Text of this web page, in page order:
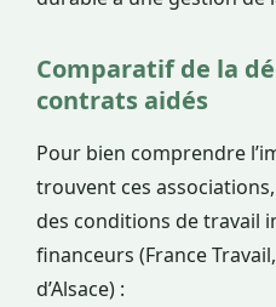
Comparatif de la
contrats aidés
Pour bien comprendre
trouvent ces associations,
des conditions de travail
financeurs (France
d’Alsace) :